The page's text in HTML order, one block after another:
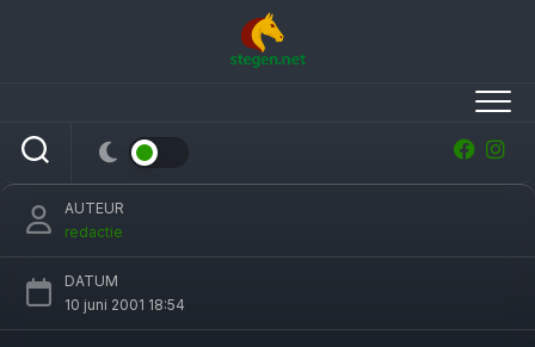
Rothenberger
AUTEUR
redactie
DATUM
10 juni 2001 18:54